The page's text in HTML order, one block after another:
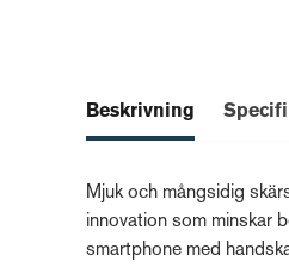
Beskrivning
Mjuk och mångsidig
innovation som minskar
smartphone med